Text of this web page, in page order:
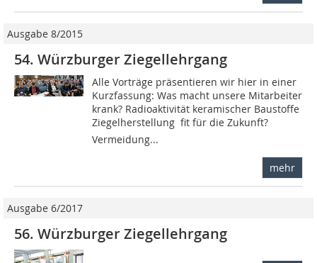
Ausgabe 8/2015
54. Würzburger Ziegellehrgang
Alle Vorträge präsentieren wir hier in einer
Kurzfassung: Was macht unsere Mitarbeiter
krank? Radioaktivität keramischer Baustoffe
Ziegelherstellung  fit für die Zukunft?
Vermeidung...
mehr
Ausgabe 6/2017
56. Würzburger Ziegellehrgang